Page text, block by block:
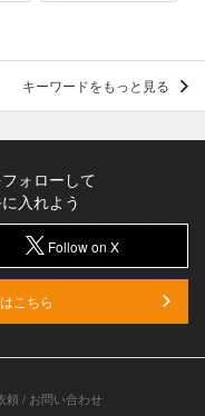
キーワードをもっと見る
ォローして
入れよう
Follow on X
こちら
頼 / お問い合わせ